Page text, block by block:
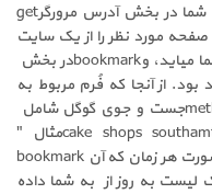
getشما در بخش آدرس مرورگر
مورد نظر را از یک سایت
در بخشbookmarkمیاید، و
از آنجا که فُرم مربوط به
جست و جوی گوگل شامل
مثال "cake shops
bookmark هر زمان که آن
لیست به روز از به شما داده